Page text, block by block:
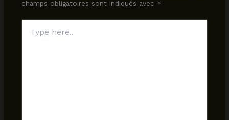
champs obligatoires sont indiqués avec *
here..